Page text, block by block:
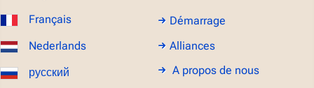
Français
Nederlands
русский
Démarrage
Alliances
A propos de nous